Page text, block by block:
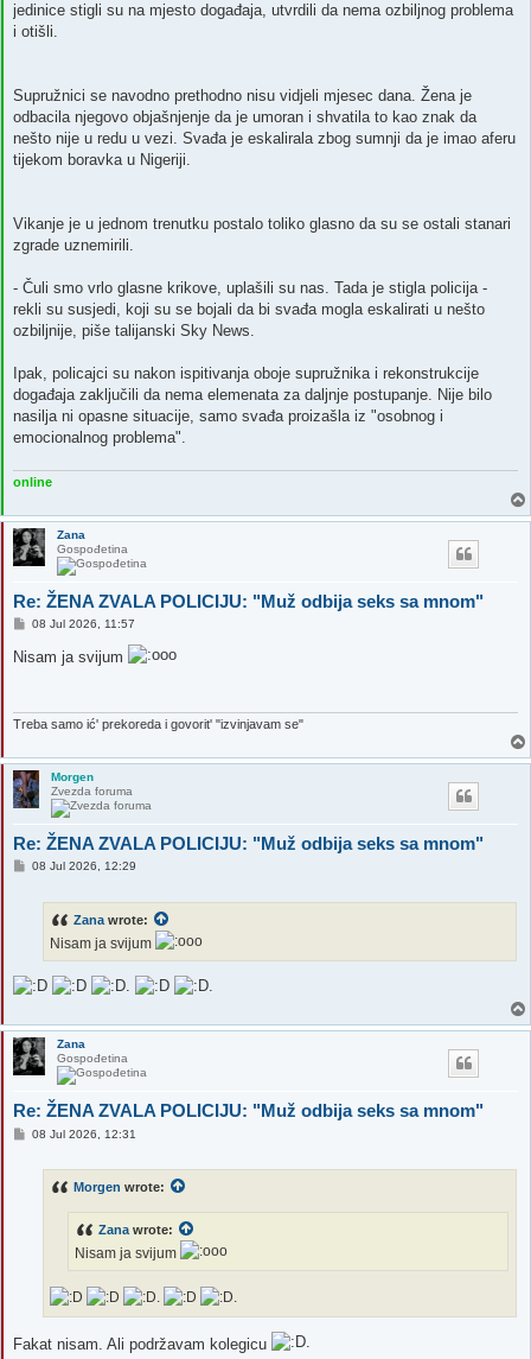
jedinice stigli su na mjesto događaja, utvrdili da nema ozbiljnog problema
i otišli.
Supružnici se navodno prethodno nisu vidjeli mjesec dana. Žena je
odbacila njegovo objašnjenje da je umoran i shvatila to kao znak da
nešto nije u redu u vezi. Svađa je eskalirala zbog sumnji da je imao aferu
tijekom boravka u Nigeriji.
Vikanje je u jednom trenutku postalo toliko glasno da su se ostali stanari
zgrade uznemirili.
- Čuli smo vrlo glasne krikove, uplašili su nas. Tada je stigla policija -
rekli su susjedi, koji su se bojali da bi svađa mogla eskalirati u nešto
ozbiljnije, piše talijanski Sky News.
Ipak, policajci su nakon ispitivanja oboje supružnika i rekonstrukcije
događaja zaključili da nema elemenata za daljnje postupanje. Nije bilo
nasilja ni opasne situacije, samo svađa proizašla iz "osobnog i
emocionalnog problema".
online
Zana
Gospođetina
Re: ŽENA ZVALA POLICIJU: "Muž odbija seks sa mnom"
P
s
t
08 Jul 2026, 11:57
Nisam ja svijum
Treba samo ić' prekoreda i govorit' "izvinjavam se"
Morgen
Zvezda foruma
Re: ŽENA ZVALA POLICIJU: "Muž odbija seks sa mnom"
P08 Jul 2026, 12:29
Zana wrote:
Nisam ja svijum
Zana
Gospođetina
Re: ŽENA ZVALA POLICIJU: "Muž odbija seks sa mnom"
P08 Jul 2026, 12:31
Morgen wrote:
Zana wrote:
Nisam ja svijum
Fakat nisam. Ali podržavam kolegicu